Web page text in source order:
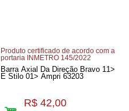
Produto certificado de acordo com a
portaria INMETRO 145/2022
Barra Axial Da Direção Bravo 11>
E Stilo 01> Ampri 63203
R$ 42,00